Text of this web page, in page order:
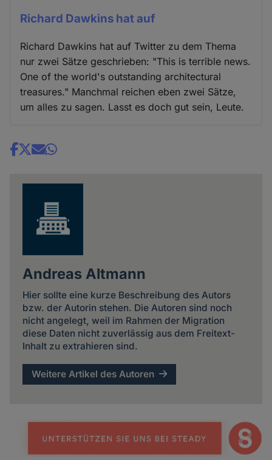
Richard Dawkins hat auf
Richard Dawkins hat auf Twitter zu dem Thema
nur zwei Sätze geschrieben: "This is terrible news.
One of the world's outstanding architectural
treasures." Manchmal reichen eben zwei Sätze,
um alles zu sagen. Lasst es doch gut sein, Leute.
Share
Andreas Altmann
Hier sollte eine kurze Beschreibung des Autors
bzw. der Autorin stehen. Die Autoren sind noch
nicht angelegt, weil im Rahmen der Migration
diese Daten nicht zuverlässig aus dem Freitext-
Inhalt zu extrahieren sind.
Weitere Artikel des Autoren